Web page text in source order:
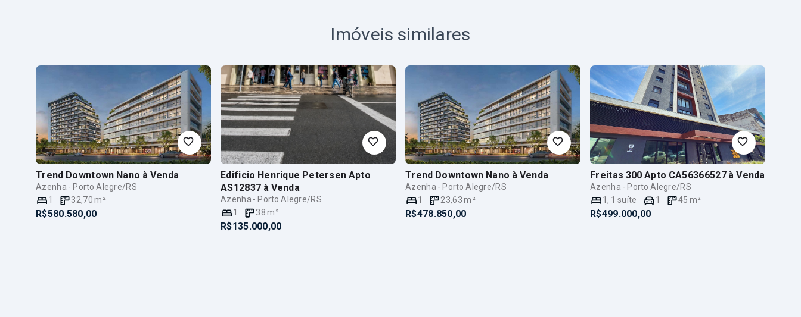
Imóveis similares
Trend Downtown Nano à Venda
Azenha - Porto Alegre/RS
1
32,70 m²
R$580.580,00
Edificio Henrique Petersen Apto
AS12837 à Venda
Azenha - Porto Alegre/RS
1
38 m²
R$135.000,00
Trend Downtown Nano à Venda
Azenha - Porto Alegre/RS
1
23,63 m²
R$478.850,00
Freitas 300 Apto CA56366527 à Venda
Azenha - Porto Alegre/RS
1, 1 suíte 1 45 m²
R$499.000,00